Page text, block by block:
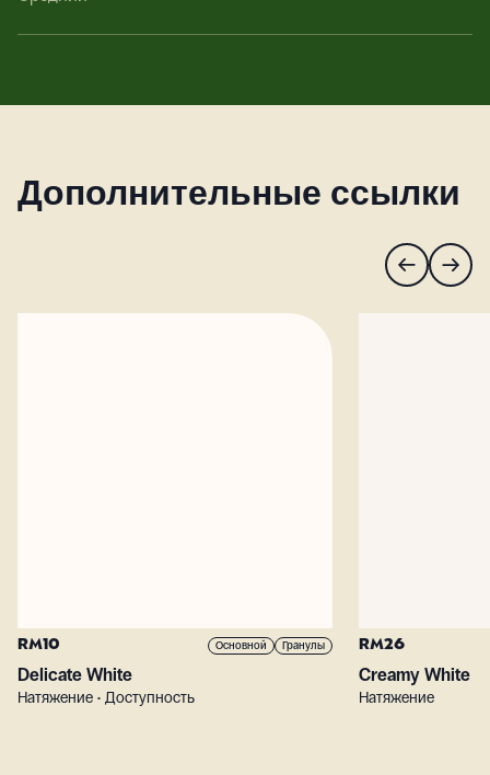
Дополнительные ссылки
RM10 Основной Гранулы
Delicate White
Натяжение • Доступность
RM26
Creamy White
Натяжение